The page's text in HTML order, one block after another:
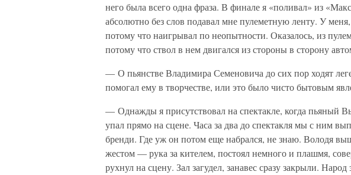
него была всего одна фраза. В финале я «поливал» из
абсолютно без слов подавал мне пулеметную ленту. У
потому что наигрывал по неопытности. Оказалось, из
потому что ствол в нем двигался из стороны в сторону
— О пьянстве Владимира Семеновича до сих пор ходят
помогал ему в творчестве, или это было чисто бытовым
— Однажды я присутствовал на спектакле, когда пьяный
упал прямо на сцене. Часа за два до спектакля мы с ним
бренди. Где уж он потом еще набрался, не знаю. Володя
жестом — рука за кителем, постоял немного и плашмя,
рухнул на сцену. Зал загудел, занавес сразу закрыли.